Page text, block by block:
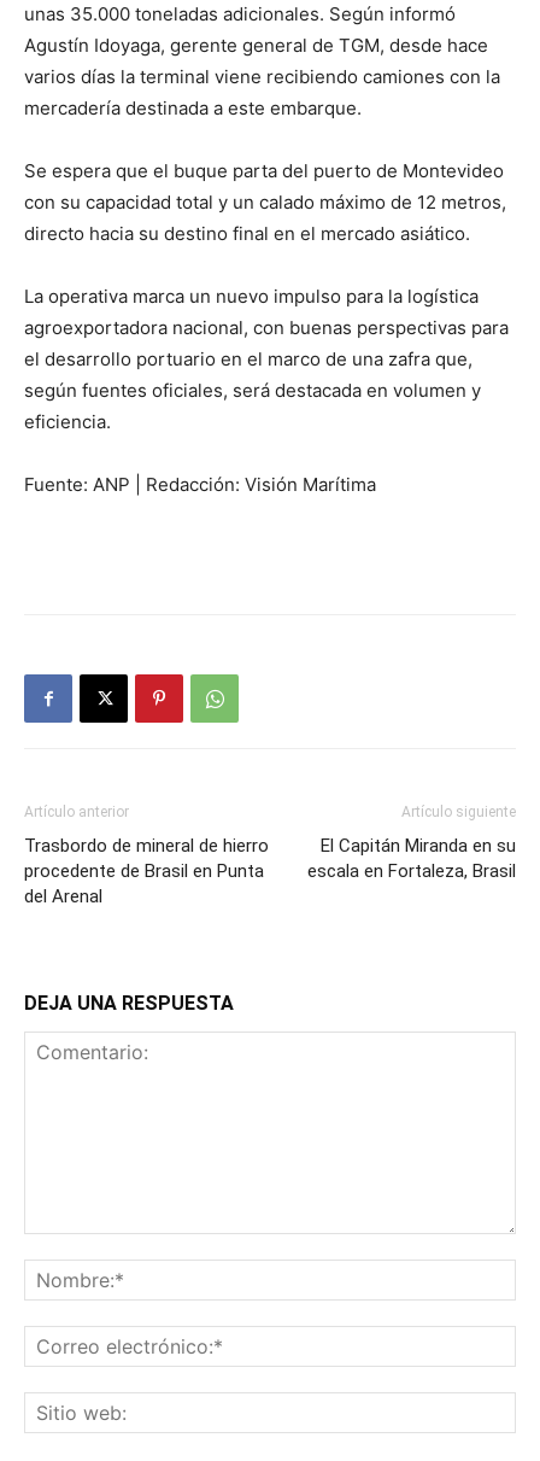
unas 35.000 toneladas adicionales. Según informó
Agustín Idoyaga, gerente general de TGM, desde hace
varios días la terminal viene recibiendo camiones con la
mercadería destinada a este embarque.
Se espera que el buque parta del puerto de Montevideo
con su capacidad total y un calado máximo de 12 metros,
directo hacia su destino final en el mercado asiático.
La operativa marca un nuevo impulso para la logística
agroexportadora nacional, con buenas perspectivas para
el desarrollo portuario en el marco de una zafra que,
según fuentes oficiales, será destacada en volumen y
eficiencia.
Fuente: ANP | Redacción: Visión Marítima
Artículo anterior
Trasbordo de mineral de hierro
procedente de Brasil en Punta
del Arenal
Artículo siguiente
El Capitán Miranda en su
escala en Fortaleza, Brasil
DEJA UNA RESPUESTA